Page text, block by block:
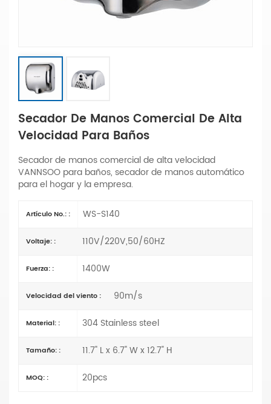
Secador De Manos Comercial De Alta
Velocidad Para Baños
Secador de manos comercial de alta velocidad
VANNSOO para baños, secador de manos automático
para el hogar y la empresa.
Artículo No.: : WS-S140
Voltaje: : 110V/220V,50/60HZ
Fuerza: : 1400W
Velocidad del viento : 90m/s
Material: : 304 Stainless steel
Tamaño: : 11.7" L x 6.7" W x 12.7" H
MOQ: : 20pcs